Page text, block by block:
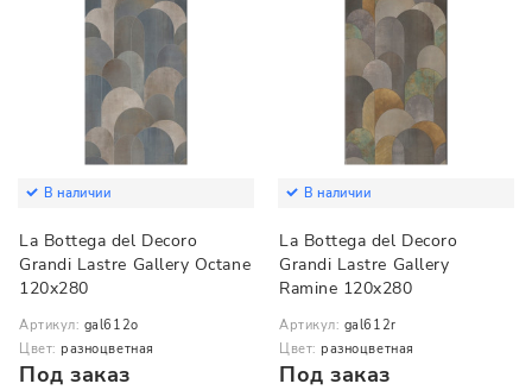
В наличии
La Bottega del Decoro
Grandi Lastre Gallery Octane
120x280
Артикул: gal612o
Цвет: разноцветная
Под заказ
В наличии
La Bottega del Decoro
Grandi Lastre Gallery
Ramine 120x280
Артикул: gal612r
Цвет: разноцветная
Под заказ